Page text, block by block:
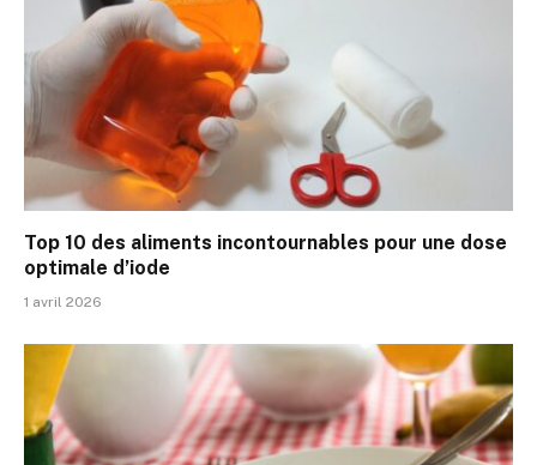
Top 10 des aliments incontournables pour une dose
optimale d’iode
1 avril 2026